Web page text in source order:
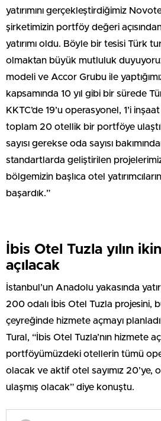
yatırımını gerçekleştirdiğimiz
şirketimizin portföy değeri
yatırımı oldu. Böyle bir tesisi Türk
olmaktan büyük mutluluk
modeli ve Accor Grubu ile
kapsamında 10 yıl gibi bir sürede
KKTC’de 19’u operasyonel, 1’i
toplam 20 otellik bir portföye
sayısı gerekse oda sayısı
standartlarda geliştirilen
bölgemizin başlıca otel
başardık.”
İbis Otel Tuzla yılın
açılacak
İstanbul’un Anadolu yakasında
200 odalı İbis Otel Tuzla projesini, bu
çeyreğinde hizmete açmayı
Tural, “İbis Otel Tuzla’nın hizmete
portföyümüzdeki otellerin tümü
olacak ve aktif otel sayımız 20’ye,
ulaşmış olacak” diye konuştu.